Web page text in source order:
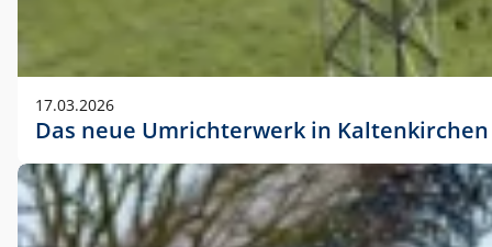
17.03.2026
Das neue Umrichterwerk in Kaltenkirchen